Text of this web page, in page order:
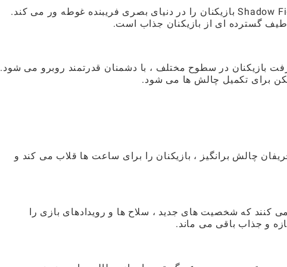
با گرافیک خیره کننده و انیمیشن های سیال ، Shadow Fight 2 بازیکنان را در دنیای بصری فریبنده غوطه ور می کند.
گسترده ای از بازیکنان جذاب است.
بازیکنان در سطوح مختلف ، با دشمنان قدرتمند روبرو می شود.
برای تکمیل چالش ها می شود.
چالش برانگیز ، بازیکنان را برای ساعت ها قلاب می کند و
کنند که شخصیت های جدید ، سلاح ها و رویدادهای بازی را
و جذاب باقی می ماند.